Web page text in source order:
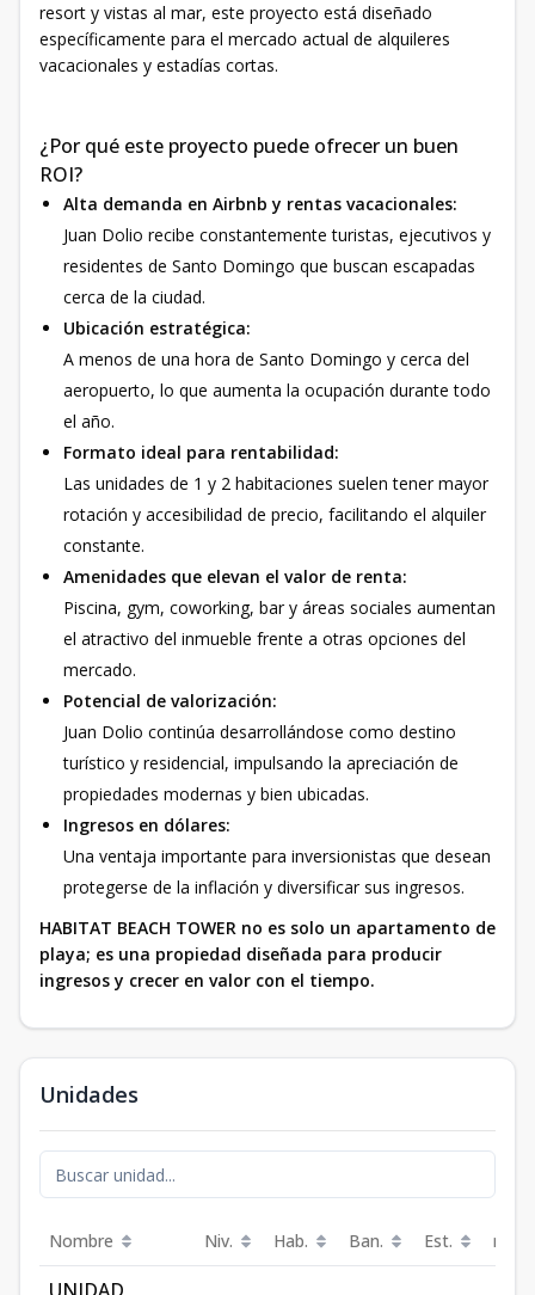
resort y vistas al mar, este proyecto está diseñado
específicamente para el mercado actual de alquileres
vacacionales y estadías cortas.
¿Por qué este proyecto puede ofrecer un buen
ROI?
Alta demanda en Airbnb y rentas vacacionales:
Juan Dolio recibe constantemente turistas, ejecutivos y
residentes de Santo Domingo que buscan escapadas
cerca de la ciudad.
Ubicación estratégica:
A menos de una hora de Santo Domingo y cerca del
aeropuerto, lo que aumenta la ocupación durante todo
el año.
Formato ideal para rentabilidad:
Las unidades de 1 y 2 habitaciones suelen tener mayor
rotación y accesibilidad de precio, facilitando el alquiler
constante.
Amenidades que elevan el valor de renta:
Piscina, gym, coworking, bar y áreas sociales aumentan
el atractivo del inmueble frente a otras opciones del
mercado.
Potencial de valorización:
Juan Dolio continúa desarrollándose como destino
turístico y residencial, impulsando la apreciación de
propiedades modernas y bien ubicadas.
Ingresos en dólares:
Una ventaja importante para inversionistas que desean
protegerse de la inflación y diversificar sus ingresos.
HABITAT BEACH TOWER no es solo un apartamento de
playa; es una propiedad diseñada para producir
ingresos y crecer en valor con el tiempo.
Unidades
Nombre Niv. Hab. Ban. Est. m²